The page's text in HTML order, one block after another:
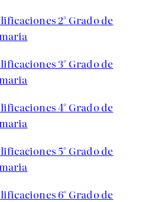
2° Grado de
3° Grado de
4° Grado de
5° Grado de
6° Grado de